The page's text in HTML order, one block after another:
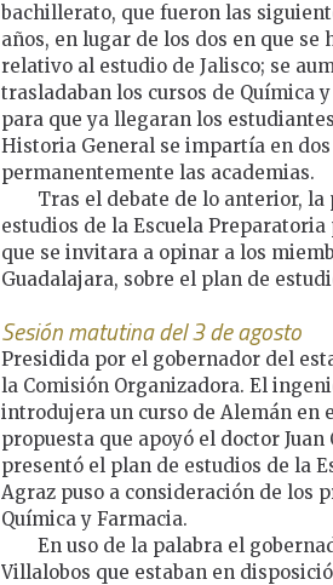
bachillerato, que fueron las
años, en lugar de los dos en que
relativo al estudio de Jalisco; se
trasladaban los cursos de Química
para que ya llegaran los
Historia General se impartía en
permanentemente las academias.
Tras el debate de lo anterior,
estudios de la Escuela
que se invitara a opinar a los
Guadalajara, sobre el plan de
Sesión matutina del 3 de agosto
Presidida por el gobernador del
la Comisión Organizadora. El
introdujera un curso de Alemán en
propuesta que apoyó el doctor
presentó el plan de estudios de la
Agraz puso a consideración de los
Química y Farmacia.
En uso de la palabra el
Villalobos que estaban en